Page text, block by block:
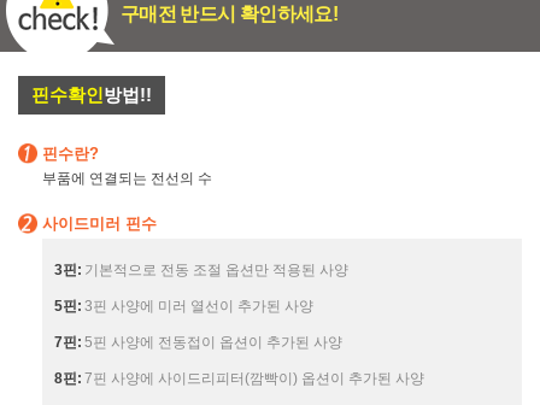
구매전 반드시 확인하세요!
핀수확인방법!!
핀수란?
부품에 연결되는 전선의 수
사이드미러 핀수
3핀: 기본적으로 전동 조절 옵션만 적용된 사양
5핀: 3핀 사양에 미러 열선이 추가된 사양
7핀: 5핀 사양에 전동접이 옵션이 추가된 사양
8핀: 7핀 사양에 사이드리피터(깜빡이) 옵션이 추가된 사양